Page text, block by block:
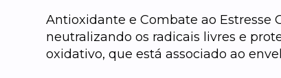
Antioxidante e Combate ao Estresse
neutralizando os radicais livres e
oxidativo, que está associado ao